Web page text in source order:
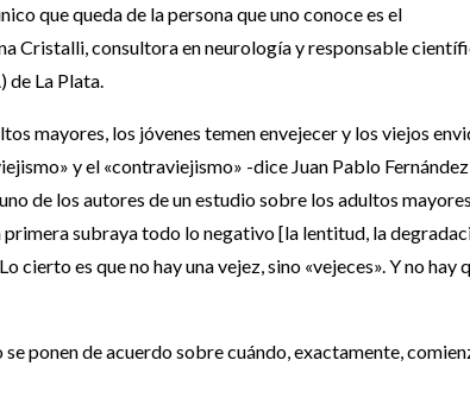
que queda de la persona que uno conoce es el
Cristalli, consultora en neurología y responsable
La Plata.
mayores, los jóvenes temen envejecer y los viejos
y el «contraviejismo» -dice Juan Pablo
de los autores de un estudio sobre los adultos
subraya todo lo negativo [la lentitud, la
es que no hay una vejez, sino «vejeces». Y no hay
ponen de acuerdo sobre cuándo, exactamente,